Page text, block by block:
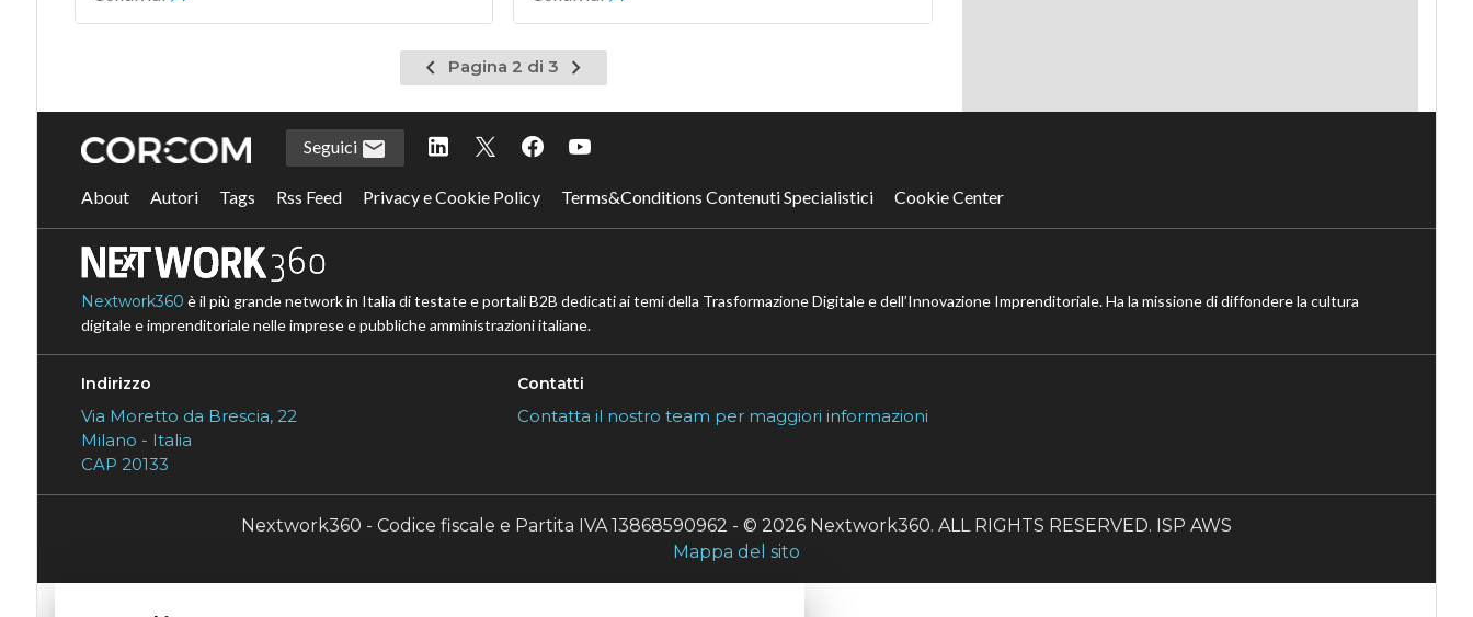
Pagina
precedente
Pagina 2 di 3
Pagina
successiva
Seguici
About Autori Tags Rss Feed Privacy e Cookie Policy Terms&Conditions Contenuti Specialistici Cookie Center
Nextwork360 è il più grande network in Italia di testate e portali B2B dedicati ai temi della Trasformazione Digitale e dell’Innovazione Imprenditoriale. Ha la missione di diffondere la cultura
digitale e imprenditoriale nelle imprese e pubbliche amministrazioni italiane.
Indirizzo
Via Moretto da Brescia, 22
Milano - Italia
CAP 20133
Contatti
Contatta il nostro team per maggiori informazioni
Nextwork360 - Codice fiscale e Partita IVA 13868590962 - © 2026 Nextwork360. ALL RIGHTS RESERVED. ISP AWS
Mappa del sito